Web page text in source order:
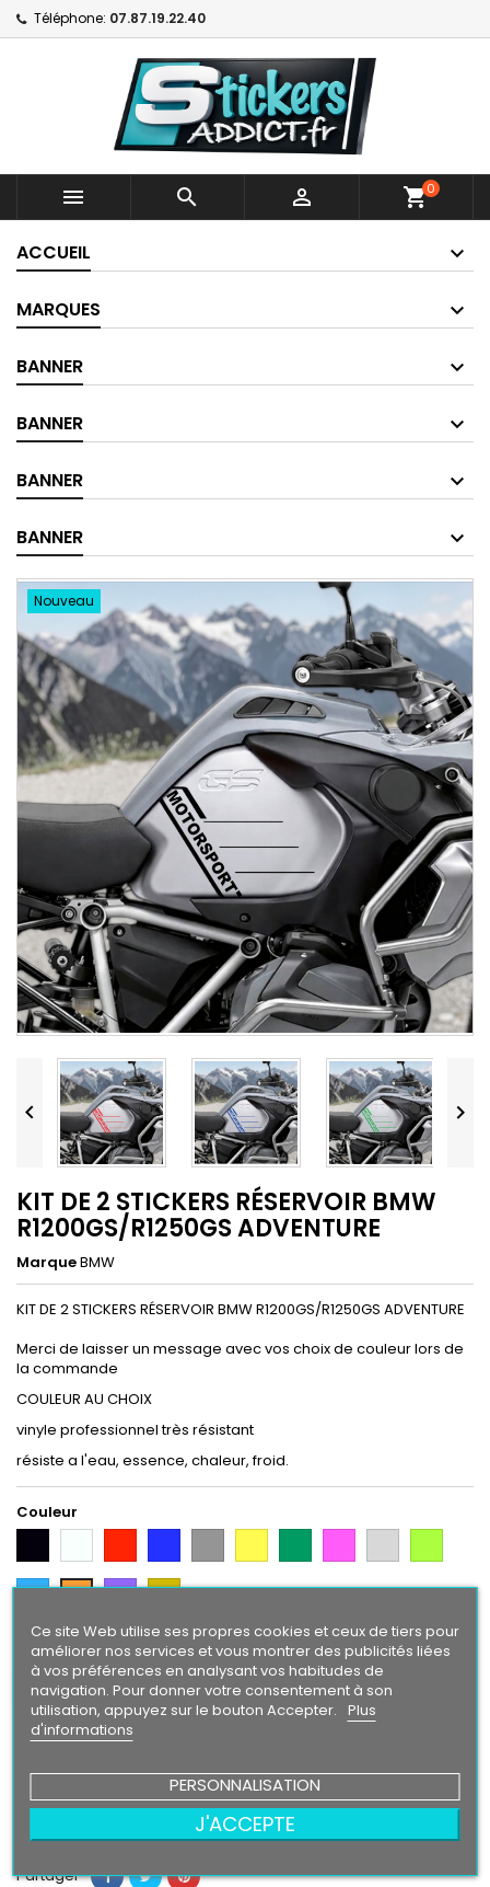
Téléphone: 07.87.19.22.40
   shopping_cart0
ACCUEIL
MARQUES
BANNER
BANNER
BANNER
BANNER
Nouveau
 
KIT DE 2 STICKERS RÉSERVOIR BMW
R1200GS/R1250GS ADVENTURE
MarqueBMW
KIT DE 2 STICKERS RÉSERVOIR BMW R1200GS/R1250GS ADVENTURE
Merci de laisser un message avec vos choix de couleur lors de
la commande
COULEUR AU CHOIX
vinyle professionnel très résistant
résiste a l'eau, essence, chaleur, froid.
Couleur
ArgentCitron
Bleu
OrangeVioletGold
Finition
Brillant
Mat
Quantité  Ajouter au panier
Partager
Ce site Web utilise ses propres cookies et ceux de tiers pour
améliorer nos services et vous montrer des publicités liées
à vos préférences en analysant vos habitudes de
navigation. Pour donner votre consentement à son
utilisation, appuyez sur le bouton Accepter. Plus
d'informations
PERSONNALISATION
J'ACCEPTE